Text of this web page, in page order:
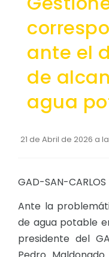
GESTIÓN
Plan de
Plan Anual
Plan Operativo
Ejecución
Obras y
ante el
de
agua
21 de Abril de 2026 a
GAD-SAN-CARLOS
Ante la
de agua potable
presidente del